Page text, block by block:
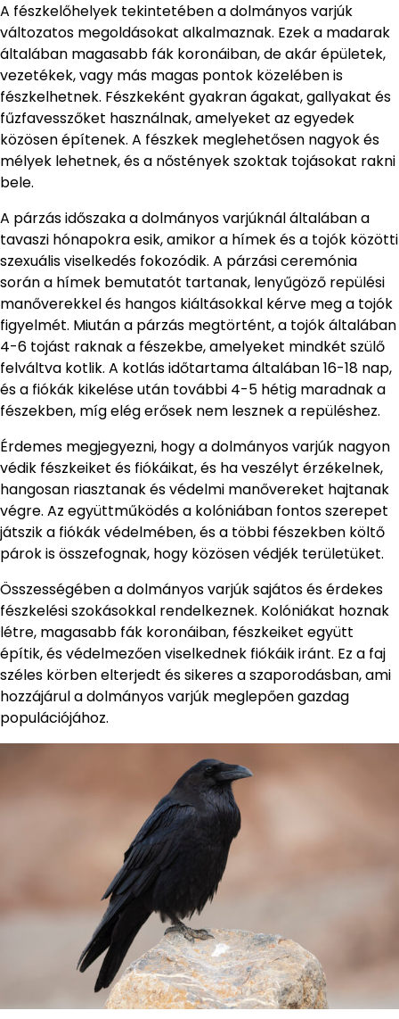
A fészkelőhelyek tekintetében a dolmányos varjúk
változatos megoldásokat alkalmaznak. Ezek a madarak
általában magasabb fák koronáiban, de akár épületek,
vezetékek, vagy más magas pontok közelében is
fészkelhetnek. Fészkeként gyakran ágakat, gallyakat és
fűzfavesszőket használnak, amelyeket az egyedek
közösen építenek. A fészkek meglehetősen nagyok és
mélyek lehetnek, és a nőstények szoktak tojásokat rakni
bele.
A párzás időszaka a dolmányos varjúknál általában a
tavaszi hónapokra esik, amikor a hímek és a tojók közötti
szexuális viselkedés fokozódik. A párzási ceremónia
során a hímek bemutatót tartanak, lenyűgöző repülési
manőverekkel és hangos kiáltásokkal kérve meg a tojók
figyelmét. Miután a párzás megtörtént, a tojók általában
4-6 tojást raknak a fészekbe, amelyeket mindkét szülő
felváltva kotlik. A kotlás időtartama általában 16-18 nap,
és a fiókák kikelése után további 4-5 hétig maradnak a
fészekben, míg elég erősek nem lesznek a repüléshez.
Érdemes megjegyezni, hogy a dolmányos varjúk nagyon
védik fészkeiket és fiókáikat, és ha veszélyt érzékelnek,
hangosan riasztanak és védelmi manővereket hajtanak
végre. Az együttműködés a kolóniában fontos szerepet
játszik a fiókák védelmében, és a többi fészekben költő
párok is összefognak, hogy közösen védjék területüket.
Összességében a dolmányos varjúk sajátos és érdekes
fészkelési szokásokkal rendelkeznek. Kolóniákat hoznak
létre, magasabb fák koronáiban, fészkeiket együtt
építik, és védelmezően viselkednek fiókáik iránt. Ez a faj
széles körben elterjedt és sikeres a szaporodásban, ami
hozzájárul a dolmányos varjúk meglepően gazdag
populációjához.